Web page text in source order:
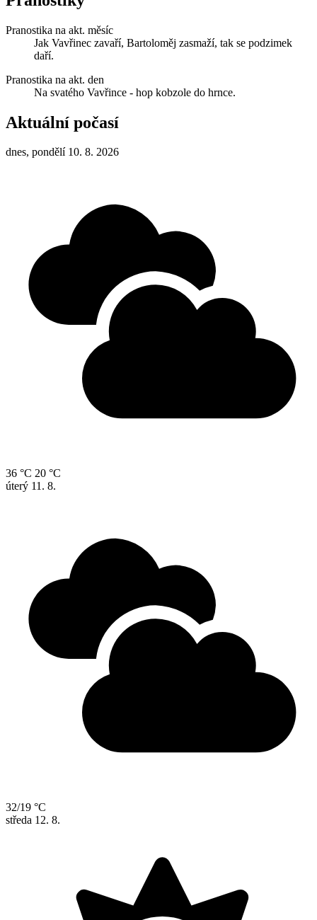
Pranostika na akt. měsíc
Jak Vavřinec zavaří, Bartoloměj zasmaží, tak se podzimek
daří.
Pranostika na akt. den
Na svatého Vavřince - hop kobzole do hrnce.
Aktuální počasí
dnes, pondělí 10. 8. 2026
36 °C 20 °C
úterý 11. 8.
32/19 °C
středa 12. 8.